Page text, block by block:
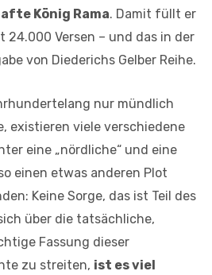
König Rama. Damit füllt er
24.000 Versen – und das in der
von Diederichs Gelber Reihe.
nur mündlich
existieren viele verschiedene
eine „nördliche“ und eine
einen etwas anderen Plot
Keine Sorge, das ist Teil des
über die tatsächliche,
Fassung dieser
zu streiten, ist es viel